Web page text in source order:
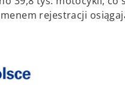
rejestracji